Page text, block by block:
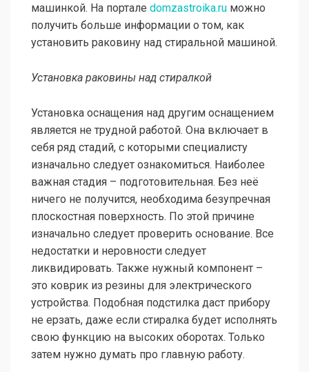
машинкой. На портале domzastroika.ru можно
получить больше информации о том, как
установить раковину над стиральной машиной.
Установка раковины над стиралкой
Установка оснащения над другим оснащением
является не трудной работой. Она включает в
себя ряд стадий, с которыми специалисту
изначально следует ознакомиться. Наиболее
важная стадия – подготовительная. Без неё
ничего не получится, необходима безупречная
плоскостная поверхность. По этой причине
изначально следует проверить основание. Все
недостатки и неровности следует
ликвидировать. Также нужный компонент –
это коврик из резины для электрического
устройства. Подобная подстилка даст прибору
не ерзать, даже если стиралка будет исполнять
свою функцию на высоких оборотах. Только
затем нужно думать про главную работу.